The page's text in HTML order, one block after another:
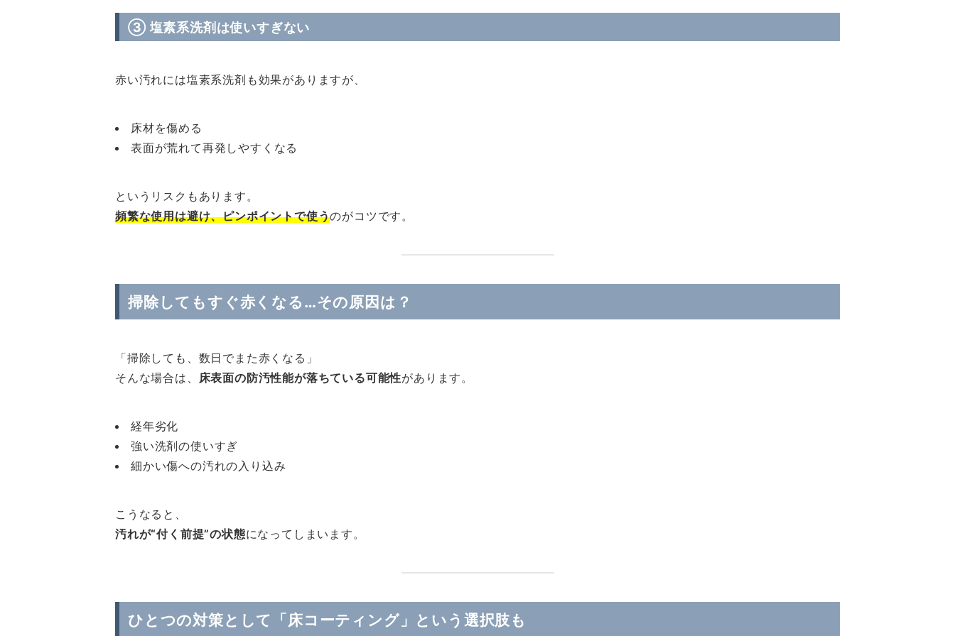
③ 塩素系洗剤は使いすぎない
赤い汚れには塩素系洗剤も効果がありますが、
床材を傷める
表面が荒れて再発しやすくなる
というリスクもあります。
頻繁な使用は避け、ピンポイントで使うのがコツです。
掃除してもすぐ赤くなる…その原因は？
「掃除しても、数日でまた赤くなる」
そんな場合は、 床表面の防汚性能が落ちている可能性があります。
経年劣化
強い洗剤の使いすぎ
細かい傷への汚れの入り込み
こうなると、
汚れが“付く前提”の状態になってしまいます。
ひとつの対策として「床コーティング」という選択肢も